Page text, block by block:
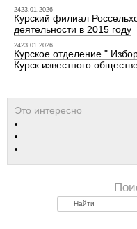
2423.01.2026
Курский филиал
деятельности в 2015 году
2423.01.2026
Курское отделение "
Курск известного
Найти